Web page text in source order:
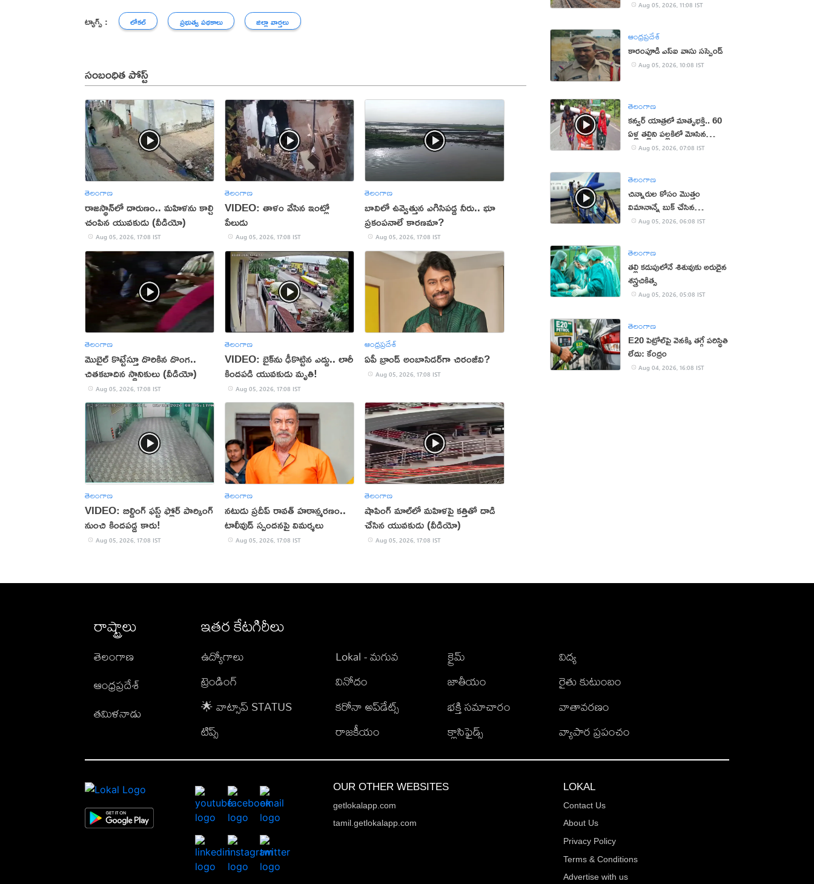
ట్యాగ్స్ : లోకల్ ప్రభుత్వ పథకాలు జిల్లా వార్తలు
సంబంధిత పోస్ట్
తెలంగాణ
రాజస్థాన్‌లో దారుణం.. మహిళను కాల్చి
చంపిన యువకుడు (వీడియో)
Aug 05, 2026, 17:08 IST
తెలంగాణ
VIDEO: తాళం వేసిన ఇంట్లో
పేలుడు
Aug 05, 2026, 17:08 IST
తెలంగాణ
బావిలో ఉవ్వెత్తున ఎగిసిపడ్డ నీరు.. భూ
ప్రకంపనాలే కారణమా?
Aug 05, 2026, 17:08 IST
తెలంగాణ
మొబైల్ కొట్టేస్తూ దొరికిన దొంగ..
చితకబాదిన స్థానికులు (వీడియో)
Aug 05, 2026, 17:08 IST
తెలంగాణ
VIDEO: బైక్‌ను ఢీకొట్టిన ఎద్దు.. లారీ
కిందపడి యువకుడు మృతి!
Aug 05, 2026, 17:08 IST
ఆంధ్రప్రదేశ్
ఏపీ బ్రాండ్ అంబాసిడర్‌గా చిరంజీవి?
Aug 05, 2026, 17:08 IST
తెలంగాణ
VIDEO: బిల్డింగ్ ఫస్ట్ ఫ్లోర్ పార్కింగ్
నుంచి కిందపడ్డ కారు!
Aug 05, 2026, 17:08 IST
తెలంగాణ
నటుడు ప్రదీప్ రావత్ హఠాన్మరణం..
టాలీవుడ్ స్పందనపై విమర్శలు
Aug 05, 2026, 17:08 IST
తెలంగాణ
షాపింగ్ మాల్‌లో మహిళపై కత్తితో దాడి
చేసిన యువకుడు (వీడియో)
Aug 05, 2026, 17:08 IST
Aug 05, 2026, 11:08 IST
ఆంధ్రప్రదేశ్
కారంపూడి ఎస్ఐ వాసు స‌స్పెండ్‌
Aug 05, 2026, 10:08 IST
తెలంగాణ
కన్వర్ యాత్రలో మాతృభక్తి.. 60
ఏళ్ల తల్లిని పల్లకిలో మోసిన
కొడుకు, కోడలు!
Aug 05, 2026, 07:08 IST
తెలంగాణ
చిన్నారుల కోసం మొత్తం
విమానాన్నే బుక్ చేసిన
యూట్యూబర్
Aug 05, 2026, 06:08 IST
తెలంగాణ
తల్లి కడుపులోనే శిశువుకు అరుదైన
శస్త్రచికిత్స
Aug 05, 2026, 05:08 IST
తెలంగాణ
E20 పెట్రోల్‌పై వెనక్కి తగ్గే పరిస్థితి
లేదు: కేంద్రం
Aug 04, 2026, 16:08 IST
రాష్ట్రాలు
తెలంగాణ
ఆంధ్రప్రదేశ్
తమిళనాడు
ఇతర కేటగిరీలు
ఉద్యోగాలు
ట్రెండింగ్
🌟 వాట్సాప్ STATUS
టిప్స్
Lokal - మగువ
వినోదం
కరోనా అప్‌డేట్స్
రాజకీయం
క్రైమ్
జాతీయం
భక్తి సమాచారం
క్లాసిఫైడ్స్
విద్య
రైతు కుటుంబం
వాతావరణం
వ్యాపార ప్రపంచం
OUR OTHER WEBSITES
getlokalapp.com
tamil.getlokalapp.com
LOKAL
Contact Us
About Us
Privacy Policy
Terms & Conditions
Advertise with us